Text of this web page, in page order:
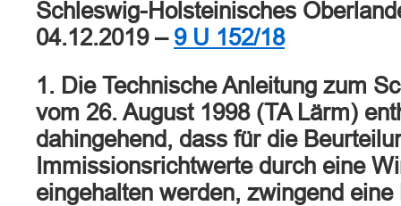
Schleswig-Holsteinisches
04.12.2019 – 9 U 152/18
1. Die Technische Anleitung zum
vom 26. August 1998 (TA Lärm)
dahingehend, dass für die
Immissionsrichtwerte durch eine
eingehalten werden, zwingend